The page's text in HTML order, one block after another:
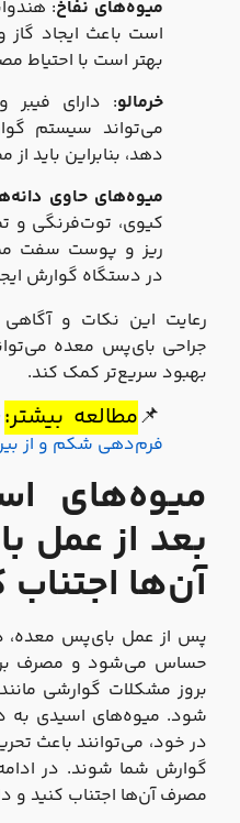
میوه‌های نفاخ:
است باعث ایجاد گاز
بهتر است با احتیاط
خرمالو: دارای فیبر
می‌تواند سیستم
دهد، بنابراین باید
میوه‌های حاوی
کیوی، توت‌فرنگی و
ریز و پوست سفت
در دستگاه گوارش
رعایت این نکات و
جراحی بای‌پس معده
بهبود سریع‌تر کمک کند.
📌مطالعه بیشتر:
فرم‌دهی شکم و از
میوه‌های
بعد از عمل
آن‌ها اجتناب
پس از عمل بای‌پس معده،
حساس می‌شود و مصرف
بروز مشکلات گوارشی
شود. میوه‌های اسیدی به
در خود، می‌توانند باعث
گوارش شما شوند. در
مصرف آن‌ها اجتناب کنید و